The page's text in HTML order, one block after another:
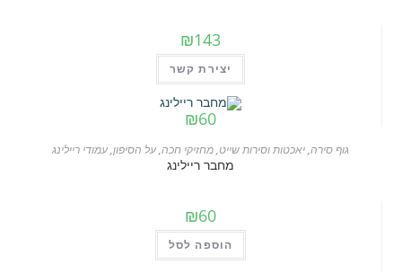
₪143
יצירת קשר
₪60
גוף סירה,יאכטות וסירות שייט,מחזיקי חכה,על הסיפון,עמודי ריילינג
מחבר ריילינג
₪60
הוספה לסל